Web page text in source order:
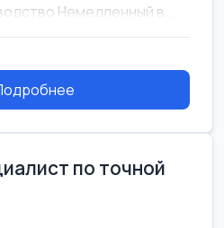
Немедленный в...
по точной